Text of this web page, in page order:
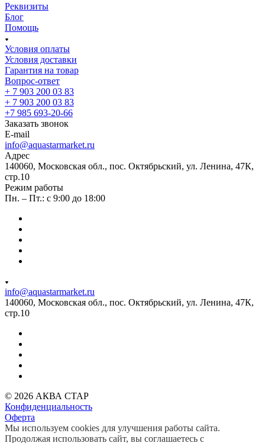
Реквизиты
Блог
Помощь
Условия оплаты
Условия доставки
Гарантия на товар
Вопрос-ответ
+ 7 903 200 03 83
+ 7 903 200 03 83
+7 985 693-20-66
Заказать звонок
E-mail
info@aquastarmarket.ru
Адрес
140060, Московская обл., пос. Октябрьский, ул. Ленина, 47К,
стр.10
Режим работы
Пн. – Пт.: с 9:00 до 18:00
info@aquastarmarket.ru
140060, Московская обл., пос. Октябрьский, ул. Ленина, 47К,
стр.10
© 2026 АКВА СТАР
Конфиденциальность
Оферта
Мы используем cookies для улучшения работы сайта.
Продолжая использовать сайт, вы соглашаетесь с